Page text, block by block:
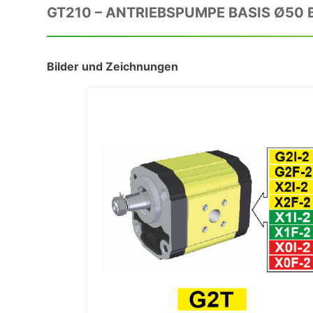
GT210 – ANTRIEBSPUMPE BASIS Ø50
Bilder und Zeichnungen